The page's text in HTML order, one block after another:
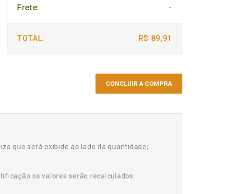
Frete: -
TOTAL: R$ 89,91
CONCLUIR A COMPRA
que será exibido ao lado da quantidade;
os valores serão recalculados.